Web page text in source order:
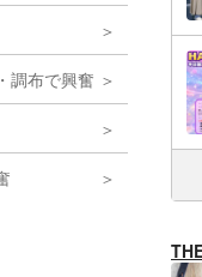
調布で興奮